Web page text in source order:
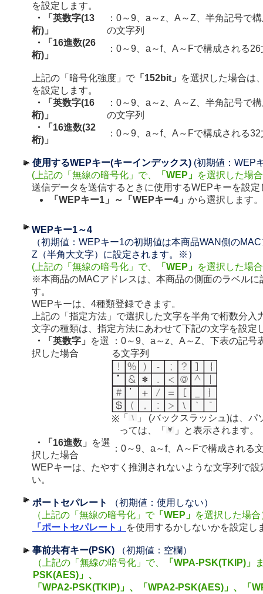
を設定します。
・「英数字(13
桁)」
：0～9、a～z、A～Z、半角記号で
の文字列
・「16進数(26
桁)」
：0～9、a～f、A～Fで構成される
上記の「暗号化強度」で 「152bit」
を選択した場合は
を設定します。
・「英数字(16
桁)」
：0～9、a～z、A～Z、半角記号で
の文字列
・「16進数(32
桁)」
：0～9、a～f、A～Fで構成される
使用するWEPキー(キーインデックス) (初期値：WEP
(上記の「無線の暗号化」で、
「WEP」 を選択した場
送信データを送信するときに使用するWEPキーを設定
「WEPキー1」～「WEPキー4」 から選択します。
WEPキー1～4
（初期値：WEPキー1の初期値は本商品WAN側の
Z（半角大文字）に設定されます。※）
(上記の「無線の暗号化」で、
「WEP」 を選択した場
※本商品のMACアドレスは、本商品の側面のラベルに
す。
WEPキーは、4種類登録できます。
上記の「指定方法」で選択した文字を半角で桁数分入
文字の種類は、指定方法にあわせて下記の文字を設定
・「英数字」
を選
択した場合
：0～9、a～z、A～Z、下表の記号
る文字列
※ 「
」 (バックスラッシュ)は、パ
っては、「
」と表示されます。
・「16進数」
を選
択した場合
：0～9、a～f、A～Fで構成される
WEPキーは、たやすく推測されないような文字列で設
い。
ポートセパレート
（初期値：使用しない）
（上記の「無線の暗号化」で「WEP」 を選択した場合
「ポートセパレート」 を使用するかしないかを設定し
事前共有キー(PSK) （初期値：空欄）
（上記の「無線の暗号化」で、
「WPA-PSK(TKIP)」
PSK(AES)」、
「WPA2-PSK(TKIP)」、「WPA2-PSK(AES)」、「